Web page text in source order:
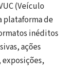
(Veículo
plataforma de
inéditos
ações